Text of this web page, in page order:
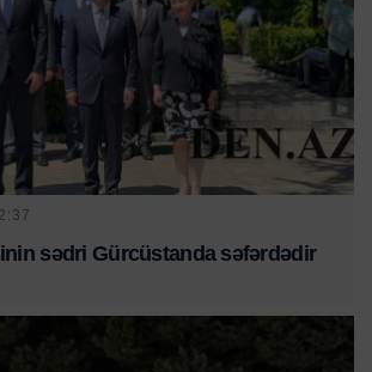
sədri Gürcüstanda səfərdədir